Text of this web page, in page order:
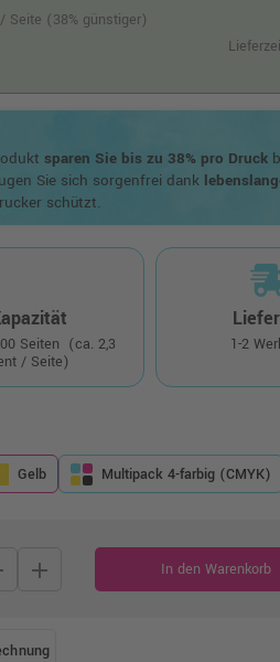
Seite (38% günstiger)
sparen Sie bis zu 38% pro Druck
Sie sich sorgenfrei dank
schützt.
Seiten (ca. 2,3
/ Seite)
1-2
Gelb Multipack 4-farbig (CMYK)
add In den Warenkorb